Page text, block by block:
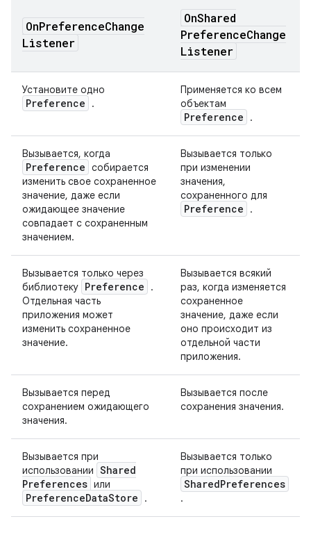
OnPreferenceChange
Listener
OnShared
PreferenceChange
Listener
Установите одно
Preference .
Применяется ко всем
объектам
Preference .
Вызывается, когда
Preference собирается
изменить свое сохраненное
значение, даже если
ожидающее значение
совпадает с сохраненным
значением.
Вызывается только
при изменении
значения,
сохраненного для
Preference .
Вызывается только через
библиотеку Preference
.
Отдельная часть
приложения может
изменить сохраненное
значение.
Вызывается всякий
раз, когда изменяется
сохраненное
значение, даже если
оно происходит из
отдельной части
приложения.
Вызывается перед
сохранением ожидающего
значения.
Вызывается после
сохранения значения.
Вызывается при
использовании Shared
Preferences или
PreferenceDataStore .
Вызывается только
при использовании
SharedPreferences
.